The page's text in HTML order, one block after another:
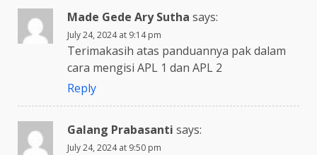
Made Gede Ary Sutha says:
July 24, 2024 at 9:14 pm
Terimakasih atas panduannya pak dalam
cara mengisi APL 1 dan APL 2
Reply
Galang Prabasanti says:
July 24, 2024 at 9:50 pm